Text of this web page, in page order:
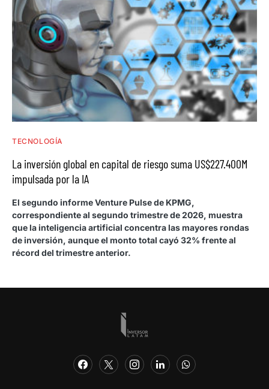
TECNOLOGÍA
La inversión global en capital de riesgo suma US$227.400M
impulsada por la IA
El segundo informe Venture Pulse de KPMG,
correspondiente al segundo trimestre de 2026, muestra
que la inteligencia artificial concentra las mayores rondas
de inversión, aunque el monto total cayó 32% frente al
récord del trimestre anterior.